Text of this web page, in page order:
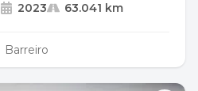
2023
63.041 km
Barreiro